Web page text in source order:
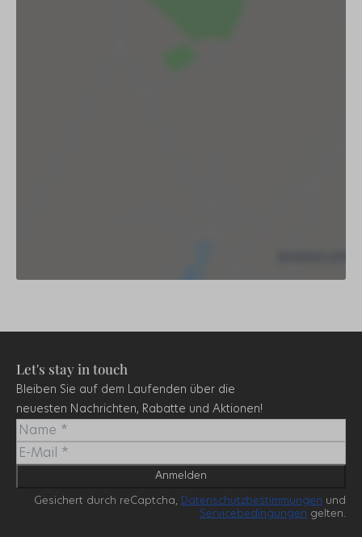
Let's stay in touch
Bleiben Sie auf dem Laufenden über die
neuesten Nachrichten, Rabatte und Aktionen!
Anmelden
Gesichert durch reCaptcha, Datenschutzbestimmungen und
Servicebedingungen gelten.